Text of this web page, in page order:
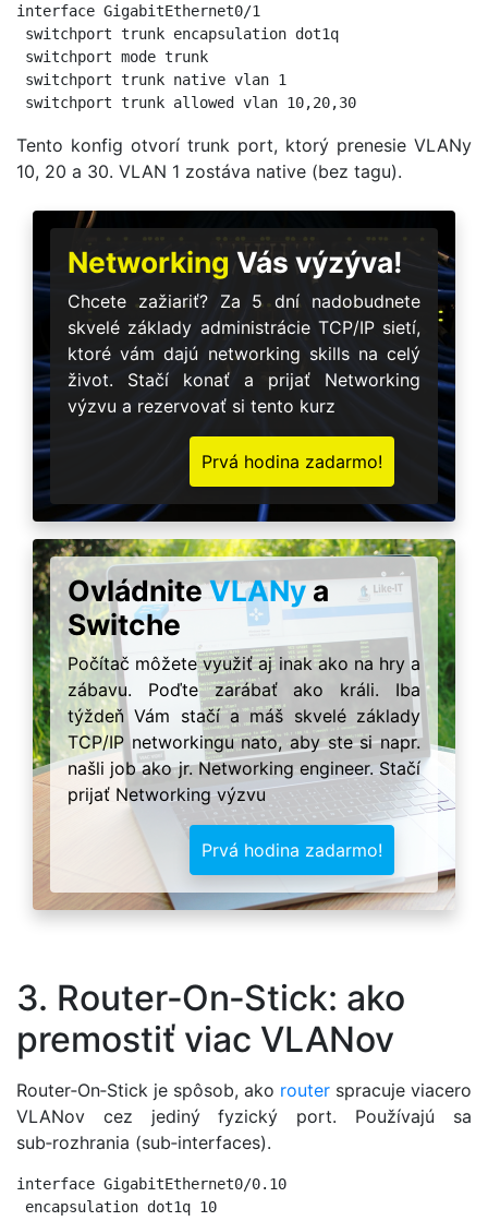
interface GigabitEthernet0/1
switchport trunk encapsulation dot1q
switchport mode trunk
switchport trunk native vlan 1
Tento konfig otvorí trunk port, ktorý prenesie VLANy
10, 20 a 30. VLAN 1 zostáva native (bez tagu).
Networking Vás výzýva!
Chcete zažiariť? Za 5 dní nadobudnete
skvelé základy administrácie TCP/IP sietí,
ktoré vám dajú networking skills na celý
život. Stačí konať a prijať Networking
výzvu a rezervovať si tento kurz
Prvá hodina zadarmo!
OvládniteVLANya
Switche
Počítač môžete využiť aj inak ako na hry a
zábavu. Poďte zarábať ako králi. Iba
týždeň Vám stačí a máš skvelé základy
TCP/IP networkingu nato, aby ste si napr.
našli job ako jr. Networking engineer. Stačí
prijať Networking výzvu
Prvá hodina zadarmo!
3. Router‑On‑Stick: ako
premostiť viac VLANov
Router‑On‑Stick je spôsob, ako router spracuje viacero
VLANov cez jediný fyzický port. Používajú sa
sub‑rozhrania (sub‑interfaces).
interface GigabitEthernet0/0.10
encapsulation dot1q 10